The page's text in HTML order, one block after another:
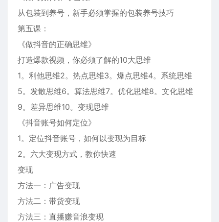
从包装到养号，新手必须掌握的包装养号技巧
第五课：
《做抖音的正确思维》
打造爆款视频，你必须了解的10大思维
1。利他思维2。热点思维3。爆点思维4。系统思维
5。发散思维6。算法思维7。优化思维8。文化思维
9。差异思维10。变现思维
《抖音账号如何定位》
1。定位抖音账号，如何以变现为目标
2。六大变现方式，教你快速
变现
方法一：广告变现
方法二：带货变现
方法三：直播赚音浪变现